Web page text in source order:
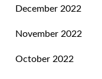
December 2022
November 2022
October 2022